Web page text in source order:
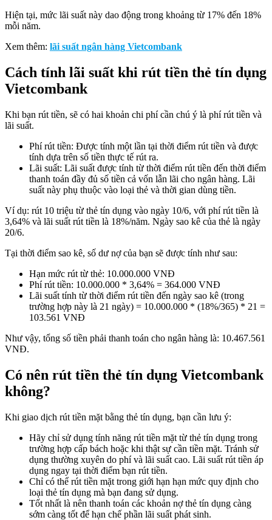
Hiện tại, mức lãi suất này dao động trong khoảng từ 17% đến 18%
mỗi năm.
Xem thêm: lãi suất ngân hàng Vietcombank
Cách tính lãi suất khi rút tiền thẻ tín dụng
Vietcombank
Khi bạn rút tiền, sẽ có hai khoản chi phí cần chú ý là phí rút tiền và
lãi suất.
Phí rút tiền: Được tính một lần tại thời điểm rút tiền và được
tính dựa trên số tiền thực tế rút ra.
Lãi suất: Lãi suất được tính từ thời điểm rút tiền đến thời điểm
thanh toán đầy đủ số tiền cả vốn lẫn lãi cho ngân hàng. Lãi
suất này phụ thuộc vào loại thẻ và thời gian dùng tiền.
Ví dụ: rút 10 triệu từ thẻ tín dụng vào ngày 10/6, với phí rút tiền là
3,64% và lãi suất rút tiền là 18%/năm. Ngày sao kê của thẻ là ngày
20/6.
Tại thời điểm sao kê, số dư nợ của bạn sẽ được tính như sau:
Hạn mức rút từ thẻ: 10.000.000 VNĐ
Phí rút tiền: 10.000.000 * 3,64% = 364.000 VNĐ
Lãi suất tính từ thời điểm rút tiền đến ngày sao kê (trong
trường hợp này là 21 ngày) = 10.000.000 * (18%/365) * 21 =
103.561 VNĐ
Như vậy, tổng số tiền phải thanh toán cho ngân hàng là: 10.467.561
VNĐ.
Có nên rút tiền thẻ tín dụng Vietcombank
không?
Khi giao dịch rút tiền mặt bằng thẻ tín dụng, bạn cần lưu ý:
Hãy chỉ sử dụng tính năng rút tiền mặt từ thẻ tín dụng trong
trường hợp cấp bách hoặc khi thật sự cần tiền mặt. Tránh sử
dụng thường xuyên do phí và lãi suất cao. Lãi suất rút tiền áp
dụng ngay tại thời điểm bạn rút tiền.
Chỉ có thể rút tiền mặt trong giới hạn hạn mức quy định cho
loại thẻ tín dụng mà bạn đang sử dụng.
Tốt nhất là nên thanh toán các khoản nợ thẻ tín dụng càng
sớm càng tốt để hạn chế phần lãi suất phát sinh.